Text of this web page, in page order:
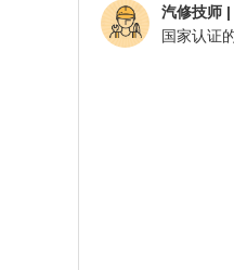
汽修技师 |